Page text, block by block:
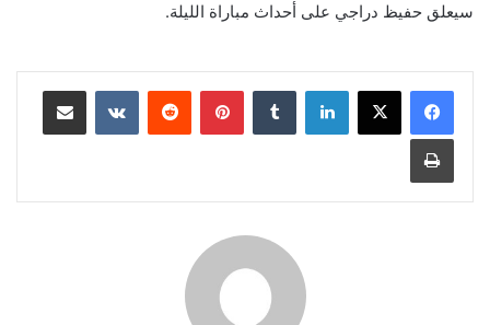
سيعلق حفيظ دراجي على أحداث مباراة الليلة.
لينكدإن بينتيريست مشاركة عبر البريد
طباعة